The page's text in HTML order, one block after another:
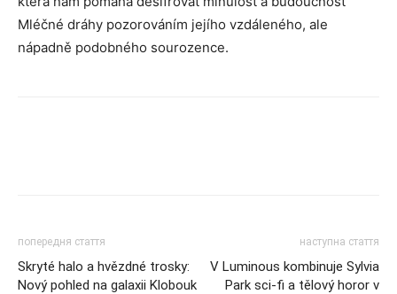
Mléčné dráhy pozorováním jejího vzdáleného, ​​ale
nápadně podobného sourozence.
попередня стаття
Skryté halo a hvězdné trosky:
Nový pohled na galaxii Klobouk
наступна стаття
V Luminous kombinuje Sylvia
Park sci-fi a tělový horor v